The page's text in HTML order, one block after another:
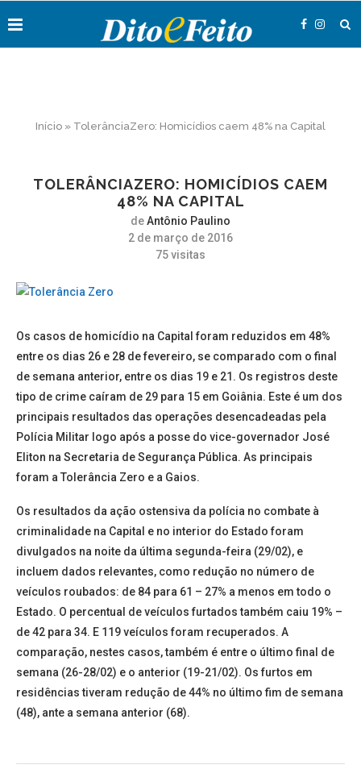
Início » TolerânciaZero: Homicídios caem 48% na Capital
TOLERÂNCIAZERO: HOMICÍDIOS CAEM
48% NA CAPITAL
deAntônio Paulino
2 de março de 2016
75visitas
Os casos de homicídio na Capital foram reduzidos em 48%
entre os dias 26 e 28 de fevereiro, se comparado com o final
de semana anterior, entre os dias 19 e 21. Os registros deste
tipo de crime caíram de 29 para 15 em Goiânia. Este é um dos
principais resultados das operações desencadeadas pela
Polícia Militar logo após a posse do vice-governador José
Eliton na Secretaria de Segurança Pública. As principais
foram a Tolerância Zero e a Gaios.
Os resultados da ação ostensiva da polícia no combate à
criminalidade na Capital e no interior do Estado foram
divulgados na noite da última segunda-feira (29/02), e
incluem dados relevantes, como redução no número de
veículos roubados: de 84 para 61 – 27% a menos em todo o
Estado. O percentual de veículos furtados também caiu 19% –
de 42 para 34. E 119 veículos foram recuperados. A
comparação, nestes casos, também é entre o último final de
semana (26-28/02) e o anterior (19-21/02). Os furtos em
residências tiveram redução de 44% no último fim de semana
(48), ante a semana anterior (68).